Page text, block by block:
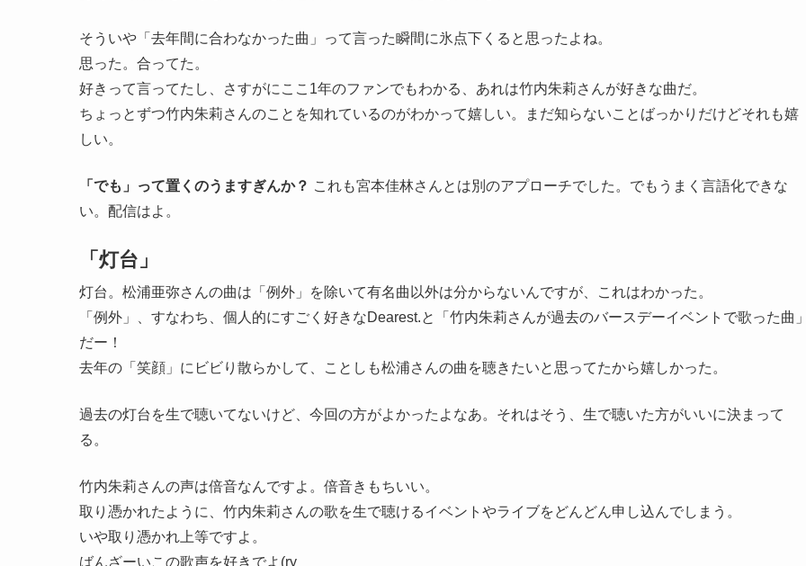
そういや「去年間に合わなかった曲」って言った瞬間に氷点下くると思ったよね。
思った。合ってた。
好きって言ってたし、さすがにここ1年のファンでもわかる、あれは竹内朱莉さんが好きな曲だ。
ちょっとずつ竹内朱莉さんのことを知れているのがわかって嬉しい。まだ知らないことばっかりだけどそれも嬉
しい。
「でも」って置くのうますぎんか？ これも宮本佳林さんとは別のアプローチでした。でもうまく言語化できな
い。配信はよ。
「灯台」
灯台。松浦亜弥さんの曲は「例外」を除いて有名曲以外は分からないんですが、これはわかった。
「例外」、すなわち、個人的にすごく好きなDearest.と「竹内朱莉さんが過去のバースデーイベントで歌った曲」
だー！
去年の「笑顔」にビビり散らかして、ことしも松浦さんの曲を聴きたいと思ってたから嬉しかった。
過去の灯台を生で聴いてないけど、今回の方がよかったよなあ。それはそう、生で聴いた方がいいに決まって
る。
竹内朱莉さんの声は倍音なんですよ。倍音きもちいい。
取り憑かれたように、竹内朱莉さんの歌を生で聴けるイベントやライブをどんどん申し込んでしまう。
いや取り憑かれ上等ですよ。
ばんざーいこの歌声を好きでよ(ry